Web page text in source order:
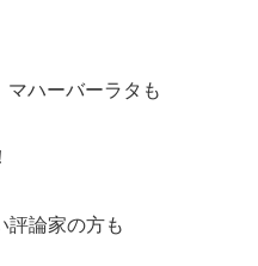
マハーバーラタも
評論家の方も